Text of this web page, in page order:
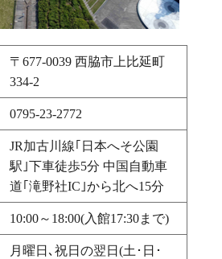
〒677‐0039 西脇市上比延町
334‐2
0795-23-2772
JR加古川線｢日本へそ公園
駅｣下車徒歩5分 中国自動車
道｢滝野社IC｣から北へ15分
10:00～18:00(入館17:30まで)
月曜日､祝日の翌日(土･日･